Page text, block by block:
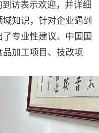
访表示欢迎，并详细
知识，针对企业遇到
专业性建议。中国国
加工项目、技改项